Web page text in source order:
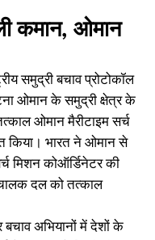
कमान, ओमान
समुद्री बचाव प्रोटोकॉल
ओमान के समुद्री क्षेत्र के
ओमान मैरीटाइम सर्च
किया। भारत ने ओमान से
मिशन कोऑर्डिनेटर की
दल को तत्काल
बचाव अभियानों में देशों के